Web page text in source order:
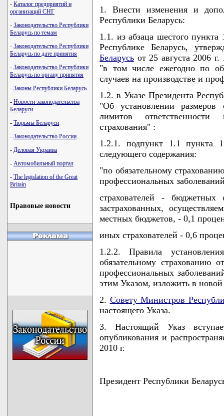
- Каталог предприятий и
организаций СНГ
- Законодательство Республики
Беларусь по темам
- Законодательство Республики
Беларусь по дате принятия
- Законодательство Республики
Беларусь по органу принятия
- Законы Республики Беларусь
- Новости законодательства
Беларуси
- Тюрьмы Беларуси
- Законодательство России
- Деловая Украина
- Автомобильный портал
- The legislation of the Great
Britain
Правовые новости
1. Внести изменения и
Республики Беларусь:
1.1. из абзаца шестого
Республике Беларусь,
Беларусь от 25 августа 2006
"в том числе ежегодно по
случаев на производстве и
1.2. в Указе Президента
"Об установлении размеров
лимитов
страхования" :
1.2.1. подпункт 1.1 пункта
следующего содержания:
"по обязательному
профессиональных
страхователей -
застрахованных,
местных бюджетов, - 0,1
иных страхователей - 0,6
1.2.2. Правила
обязательному страхованию
профессиональных
этим Указом, изложить в
2. Совету Министров
настоящего Указа.
3. Настоящий Указ
опубликования и
2010 г.
Президент Республики